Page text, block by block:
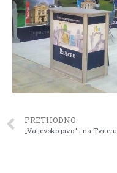
PRETHODNO
„Valjevsko pivo“ i na Tviteru